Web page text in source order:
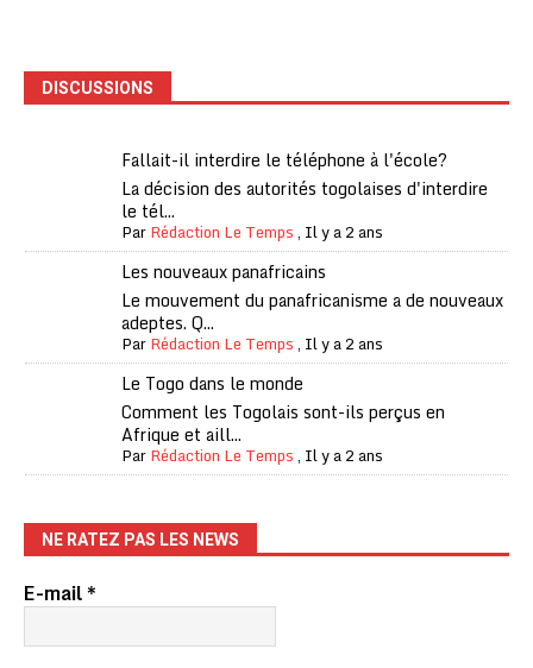
DISCUSSIONS
Fallait-il interdire le téléphone à l'école?
La décision des autorités togolaises d'interdire
le tél...
ParRédaction Le Temps, Il y a 2 ans
Les nouveaux panafricains
Le mouvement du panafricanisme a de nouveaux
adeptes. Q...
ParRédaction Le Temps, Il y a 2 ans
Le Togo dans le monde
Comment les Togolais sont-ils perçus en
Afrique et aill...
ParRédaction Le Temps, Il y a 2 ans
NE RATEZ PAS LES NEWS
E-mail*